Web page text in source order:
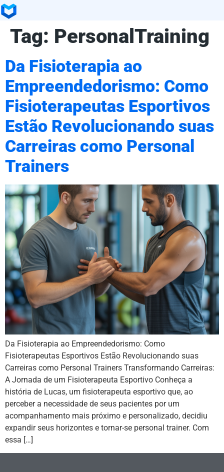
Tag: PersonalTraining
Da Fisioterapia ao
Empreendedorismo: Como
Fisioterapeutas Esportivos
Estão Revolucionando suas
Carreiras como Personal
Trainers
Da Fisioterapia ao Empreendedorismo: Como
Fisioterapeutas Esportivos Estão Revolucionando suas
Carreiras como Personal Trainers Transformando Carreiras:
A Jornada de um Fisioterapeuta Esportivo Conheça a
história de Lucas, um fisioterapeuta esportivo que, ao
perceber a necessidade de seus pacientes por um
acompanhamento mais próximo e personalizado, decidiu
expandir seus horizontes e tornar-se personal trainer. Com
essa […]